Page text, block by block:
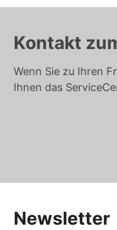
Kontakt
Wenn Sie zu Ihren
Ihnen das
Newsletter